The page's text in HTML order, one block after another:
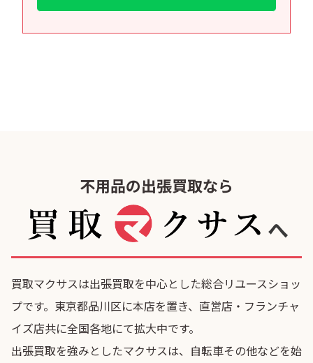
不用品の出張買取なら
へ
買取マクサスは出張買取を中心とした総合リユースショッ
プです。東京都品川区に本店を置き、直営店・フランチャ
イズ店共に全国各地にて拡大中です。
出張買取を強みとしたマクサスは、自転車その他などを始